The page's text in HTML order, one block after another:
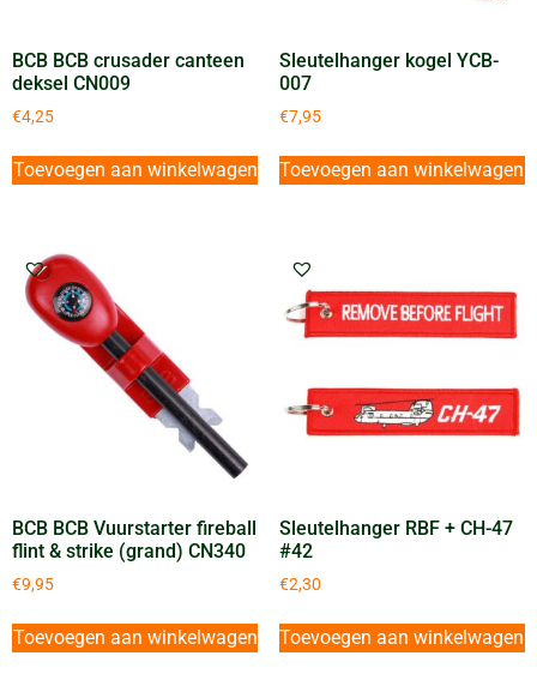
BCB BCB crusader canteen
deksel CN009
€4,25
Toevoegen aan winkelwagen
Sleutelhanger kogel YCB-
007
€7,95
Toevoegen aan winkelwagen
BCB BCB Vuurstarter fireball
flint & strike (grand) CN340
€9,95
Toevoegen aan winkelwagen
Sleutelhanger RBF + CH-47
#42
€2,30
Toevoegen aan winkelwagen